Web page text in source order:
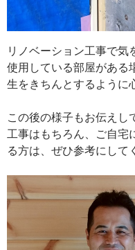
リノベーション工事で気
使用している部屋がある
生をきちんとするように
この後の様子もお伝えし
工事はもちろん、ご自宅
る方は、ぜひ参考にして